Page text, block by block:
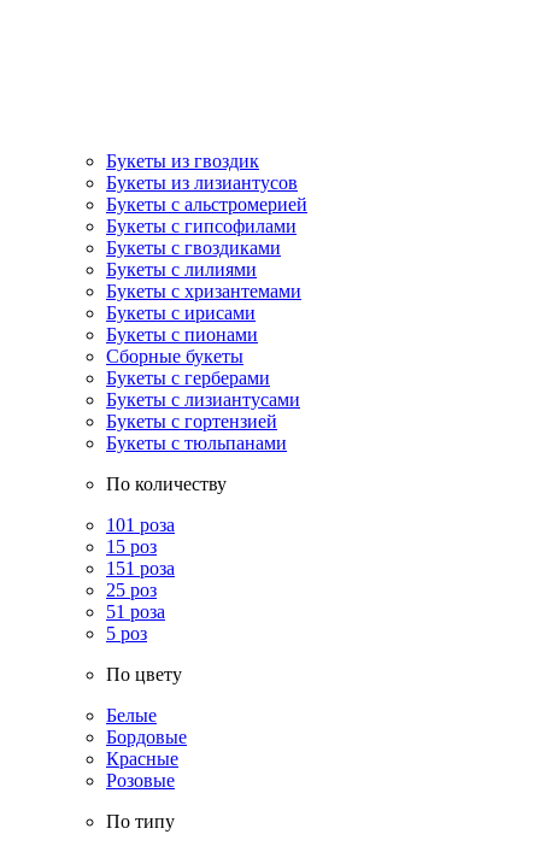
Букеты из гвоздик
Букеты из лизиантусов
Букеты с альстромерией
Букеты с гипсофилами
Букеты с гвоздиками
Букеты с лилиями
Букеты с хризантемами
Букеты с ирисами
Букеты с пионами
Сборные букеты
Букеты с герберами
Букеты с лизиантусами
Букеты с гортензией
Букеты с тюльпанами
По количеству
101 роза
15 роз
151 роза
25 роз
51 роза
5 роз
По цвету
Белые
Бордовые
Красные
Розовые
По типу